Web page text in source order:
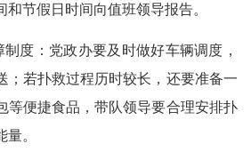
和节假日时间向值班领导报告。
制度： 党政办要及时做好车辆调度，
；若扑救过程历时较长，还要准备一
等便捷食品，带队领导要合理安排扑
。